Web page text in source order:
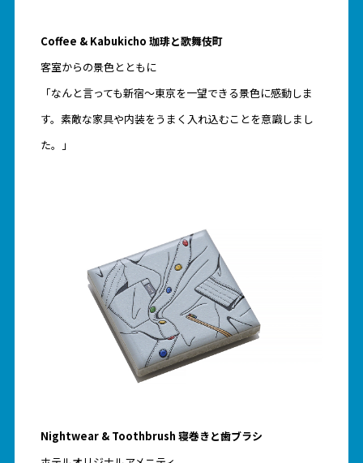
Coffee & Kabukicho 珈琲と歌舞伎町
客室からの景色とともに
「なんと言っても新宿～東京を一望できる景色に感動しま
す。素敵な家具や内装をうまく入れ込むことを意識しまし
た。」
Nightwear & Toothbrush 寝巻きと歯ブラシ